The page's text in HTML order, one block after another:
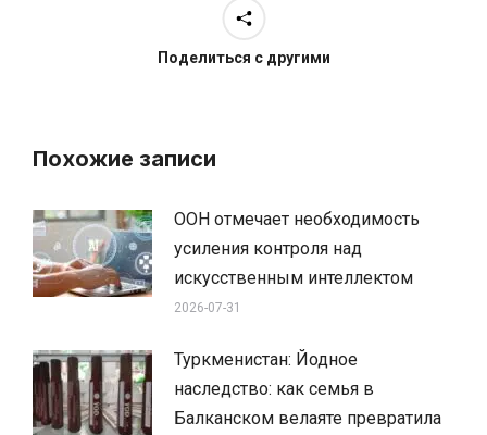
Поделиться с другими
Похожие записи
ООН отмечает необходимость
усиления контроля над
искусственным интеллектом
2026-07-31
Туркменистан: Йодное
наследство: как семья в
Балканском велаяте превратила